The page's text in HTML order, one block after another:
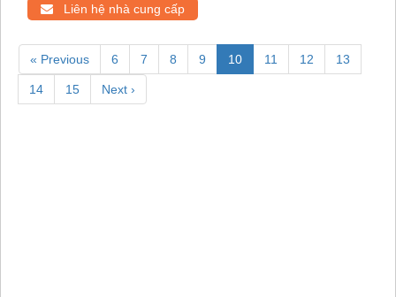
Liên hệ nhà cung cấp
« Previous 6 7 8 9 10 11 12 13
14 15 Next ›